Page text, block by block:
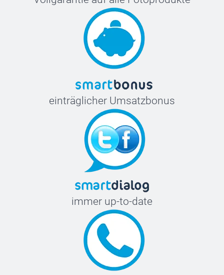
einträglicher Umsatzbonus
immer up-to-date